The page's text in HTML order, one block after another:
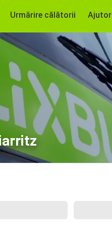
Urmărire călătorii Ajutor